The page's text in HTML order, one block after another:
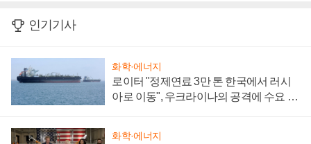
인기기사
화학·에너지
로이터 "정제연료 3만 톤 한국에서 러시
아로 이동", 우크라이나의 공격에 수요 늘
화학·에너지